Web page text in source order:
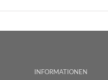
INFORMATIONEN